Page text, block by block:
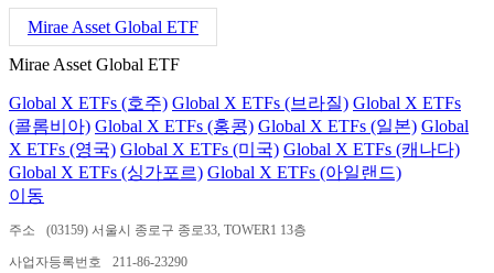
Mirae Asset Global ETF
Mirae Asset Global ETF
Global X ETFs (호주) Global X ETFs (브라질) Global X ETFs
(콜롬비아) Global X ETFs (홍콩) Global X ETFs (일본) Global
X ETFs (영국) Global X ETFs (미국) Global X ETFs (캐나다)
Global X ETFs (싱가포르) Global X ETFs (아일랜드)
이동
주소 (03159) 서울시 종로구 종로33, TOWER1 13층
사업자등록번호 211-86-23290